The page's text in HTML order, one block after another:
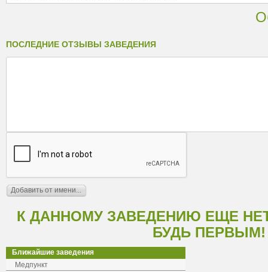
ПОСЛЕДНИЕ ОТЗЫВЫ ЗАВЕДЕНИЯ
К ДАННОМУ ЗАВЕДЕНИЮ ЕЩЕ
БУДЬ ПЕРВЫМ!
Ближайшие заведения
Медпункт